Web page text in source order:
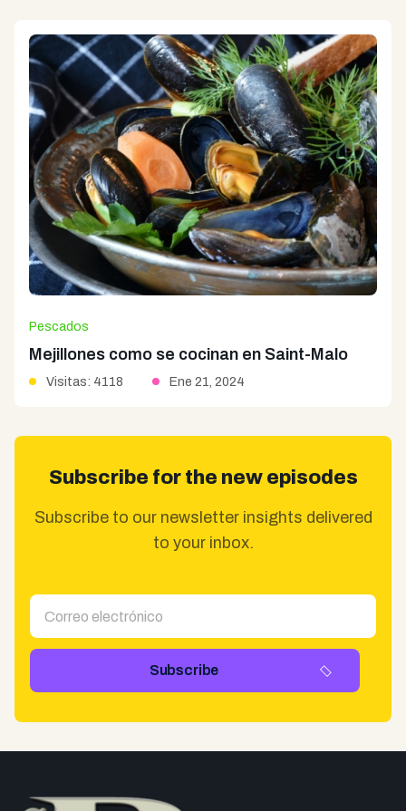
Pescados
Mejillones como se cocinan en Saint-Malo
Visitas: 4118 Ene 21, 2024
Subscribe for the new episodes
Subscribe to our newsletter insights delivered
to your inbox.